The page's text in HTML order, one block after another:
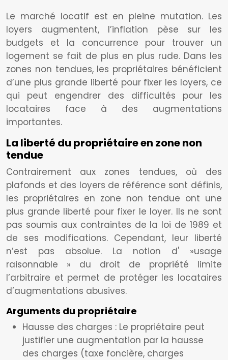
Le marché locatif est en pleine mutation. Les
loyers augmentent, l’inflation pèse sur les
budgets et la concurrence pour trouver un
logement se fait de plus en plus rude. Dans les
zones non tendues, les propriétaires bénéficient
d’une plus grande liberté pour fixer les loyers, ce
qui peut engendrer des difficultés pour les
locataires face à des augmentations
importantes.
La liberté du propriétaire en zone non
tendue
Contrairement aux zones tendues, où des
plafonds et des loyers de référence sont définis,
les propriétaires en zone non tendue ont une
plus grande liberté pour fixer le loyer. Ils ne sont
pas soumis aux contraintes de la loi de 1989 et
de ses modifications. Cependant, leur liberté
n’est pas absolue. La notion d' »usage
raisonnable » du droit de propriété limite
l’arbitraire et permet de protéger les locataires
d’augmentations abusives.
Arguments du propriétaire
Hausse des charges : Le propriétaire peut
justifier une augmentation par la hausse
des charges (taxe foncière, charges